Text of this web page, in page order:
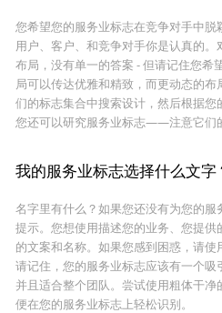
您希望您的服务业标志在竞争对手中
用户、客户、和竞争对手你是认真的
布局，没有单一的答案 - 但请记住您希
局可以传达优雅和精致，而更动态的
们的标志集合中搜索设计，然后根据您
您还可以研究服务业标志——注意它们
我的服务业标志选择什么文字
名字里有什么？如果您还没有为您的
提示。您想使用描述您的业务、您提
的文案和名称。如果您感到困惑，请使
请记住，您的服务业标志应该有一个吸
并且适合整个团队。尝试使用粗体干
便在您的服务业标志上轻松识别。